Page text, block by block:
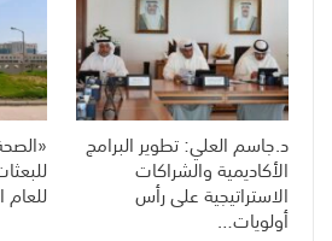
د.جاسم العلي: تطوير البرامج
الأكاديمية والشراكات
الاستراتيجية على رأس
أولويات…
للعام